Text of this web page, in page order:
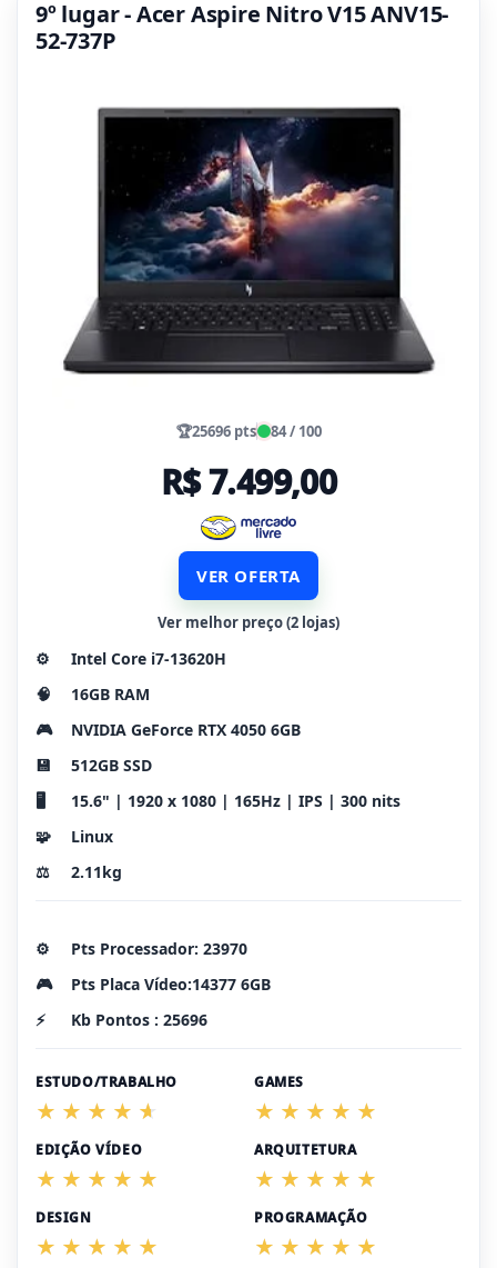
9º lugar - Acer Aspire Nitro V15 ANV15-
52-737P
🏆25696 pts 84 / 100
R$ 7.499,00
VER OFERTA
Ver melhor preço (2 lojas)
⚙️
Intel Core i7-13620H
🧠
16GB RAM
🎮
NVIDIA GeForce RTX 4050 6GB
💾
512GB SSD
🖥️
15.6" | 1920 x 1080 | 165Hz | IPS | 300 nits
🧩
Linux
⚖️
2.11kg
⚙️
Pts Processador: 23970
🎮
Pts Placa Vídeo:14377 6GB
⚡
Kb Pontos : 25696
ESTUDO/TRABALHO GAMES
EDIÇÃO VÍDEO ARQUITETURA
DESIGN PROGRAMAÇÃO